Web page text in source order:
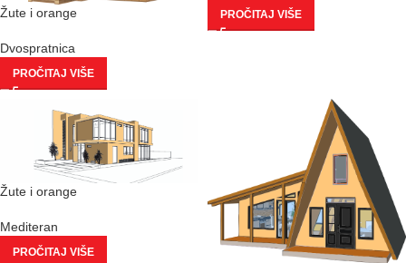
Žute i orange
Dvospratnica
PROČITAJ VIŠE
PROČITAJ VIŠE
Žute i orange
Mediteran
PROČITAJ VIŠE